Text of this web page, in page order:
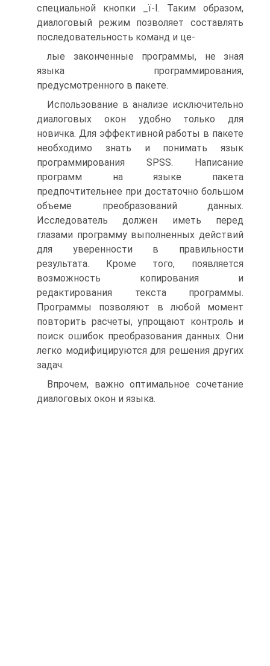
специальной кнопки _ї-І. Таким образом,
диалоговый режим позволяет составлять
последовательность команд и це-
лые законченные программы, не зная
языка программирования,
предусмотренного в пакете.
Использование в анализе исключительно
диалоговых окон удобно только для
новичка. Для эффективной работы в пакете
необходимо знать и понимать язык
программирования SPSS. Написание
программ на языке пакета
предпочтительнее при достаточно большом
объеме преобразований данных.
Исследователь должен иметь перед
глазами программу выполненных действий
для уверенности в правильности
результата. Кроме того, появляется
возможность копирования и
редактирования текста программы.
Программы позволяют в любой момент
повторить расчеты, упрощают контроль и
поиск ошибок преобразования данных. Они
легко модифицируются для решения других
задач.
Впрочем, важно оптимальное сочетание
диалоговых окон и языка.